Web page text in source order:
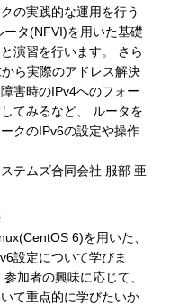
の実践的な運用を行う
ータ(NFVI)を用いた基礎
演習を行います。 さら
ら実際のアドレス解決
害時のIPv4へのフォー
てみるなど、 ルータを
クのIPv6の設定や操作
テムズ合同会社 服部 亜
6)を用いた、
設定について学びま
加者の興味に応じて、
て重点的に学びたいか